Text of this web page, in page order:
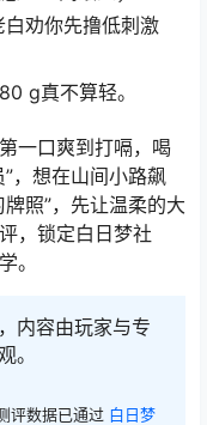
劝你先撸低刺激
g真不算轻。
一口爽到打嗝，喝
，想在山间小路飙
照”，先让温柔的大
，锁定白日梦社
。
内容由玩家与专
。
评数据已通过 白日梦